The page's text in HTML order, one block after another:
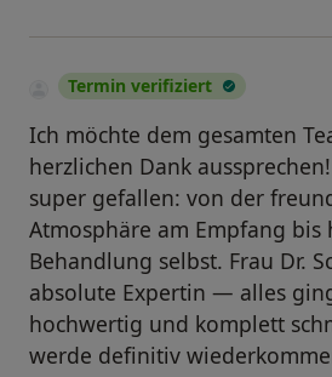
Termin verifiziert
Ich möchte dem gesamten
herzlichen Dank
super gefallen: von der
Atmosphäre am Empfang bis
Behandlung selbst. Frau Dr.
absolute Expertin — alles
hochwertig und komplett
werde definitiv